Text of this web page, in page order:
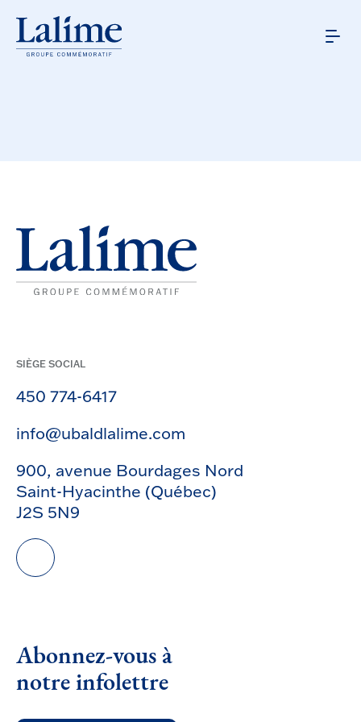
SIÈGE SOCIAL
450 774-6417
info@ubaldlalime.com
900, avenue Bourdages Nord
Saint-Hyacinthe (Québec)
J2S 5N9
Abonnez-vous à
notre infolettre